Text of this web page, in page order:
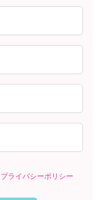
プライバシーポリシー